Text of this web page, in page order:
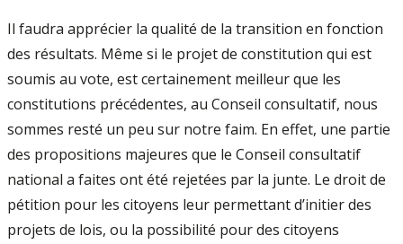
Il faudra apprécier la qualité de la transition en fonction
des résultats. Même si le projet de constitution qui est
soumis au vote, est certainement meilleur que les
constitutions précédentes, au Conseil consultatif, nous
sommes resté un peu sur notre faim. En effet, une partie
des propositions majeures que le Conseil consultatif
national a faites ont été rejetées par la junte. Le droit de
pétition pour les citoyens leur permettant d’initier des
projets de lois, ou la possibilité pour des citoyens